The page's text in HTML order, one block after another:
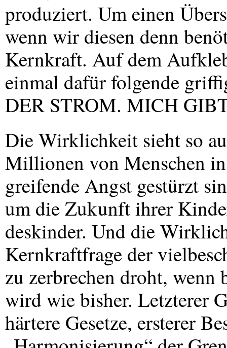
produziert. Um einen
wenn wir diesen denn
Kernkraft. Auf dem
einmal dafür folgende
DER STROM. MICH
Die Wirklichkeit sieht so
Millionen von Menschen
greifende Angst gestürzt
um die Zukunft ihrer
deskinder. Und die
Kernkraftfrage der
zu zerbrechen droht, wenn
wird wie bisher. Letzterer
härtere Gesetze, ersterer